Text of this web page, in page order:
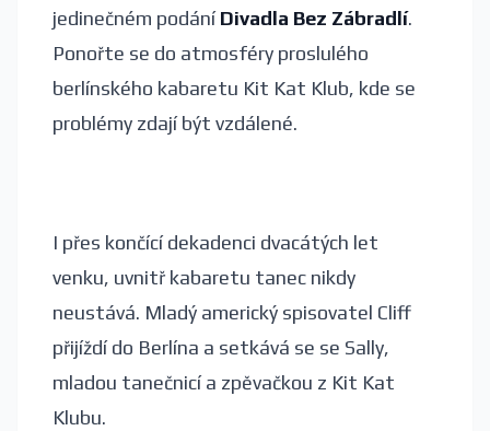
jedinečném podáníDivadla Bez Zábradlí.
Ponořte se do atmosféry proslulého
berlínského kabaretu Kit Kat Klub, kde se
problémy zdají být vzdálené.
I přes končící dekadenci dvacátých let
venku, uvnitř kabaretu tanec nikdy
neustává. Mladý americký spisovatel Cliff
přijíždí do Berlína a setkává se se Sally,
mladou tanečnicí a zpěvačkou z Kit Kat
Klubu.